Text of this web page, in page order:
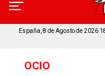
España, 8 de Agosto de 2026
OCIO